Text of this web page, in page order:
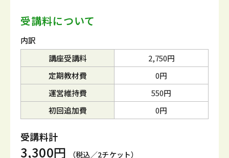
受講料について
内訳
講座受講料
2,750円
定期教材費
0円
運営維持費
550円
初回追加費
0円
受講料計
3,300円 （税込／2チケット）